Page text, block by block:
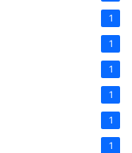
1
1
1
1
1
1